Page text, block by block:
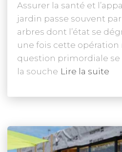
Assurer la santé et
jardin passe souvent
arbres dont l’état se
une fois cette opération
question primordiale se
la souche Lire la suite